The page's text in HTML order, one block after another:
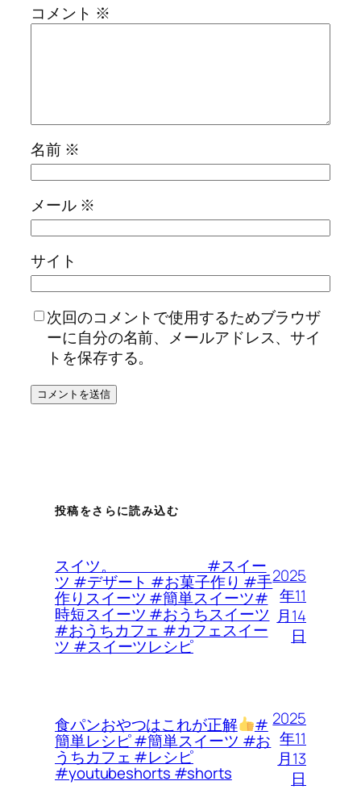
コメント ※
名前 ※
メール ※
サイト
次回のコメントで使用するためブラウザ
ーに自分の名前、メールアドレス、サイ
トを保存する。
投稿をさらに読み込む
スイツ。 #スイー
ツ #デザート #お菓子作り #手
作りスイーツ #簡単スイーツ#
時短スイーツ #おうちスイーツ
#おうちカフェ #カフェスイー
ツ #スイーツレシピ
2025
年11
月14
日
食パンおやつはこれが正解 #
簡単レシピ #簡単スイーツ #お
うちカフェ #レシピ
#youtubeshorts #shorts
2025
年11
月13
日